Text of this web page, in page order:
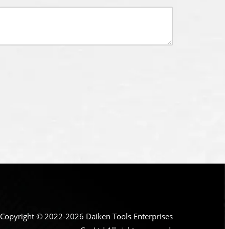
Copyright © 2022-2026 Daiken Tools Enterprises